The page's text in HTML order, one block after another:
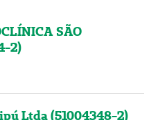
SÃO
2)
Ltda (51004348-2)